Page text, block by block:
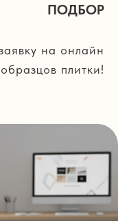
ПОДБОР
на онлайн
плитки!